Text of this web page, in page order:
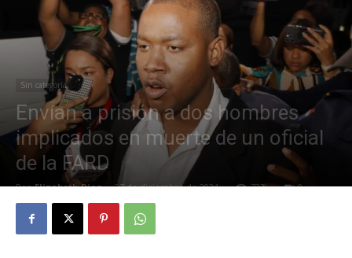
Sin categoría
Envían a prisión a dos hombres
implicados en muerte de un oficial
de la FARD
Por Elizabeth Diaz - 27 de diciembre de 2024 733 0